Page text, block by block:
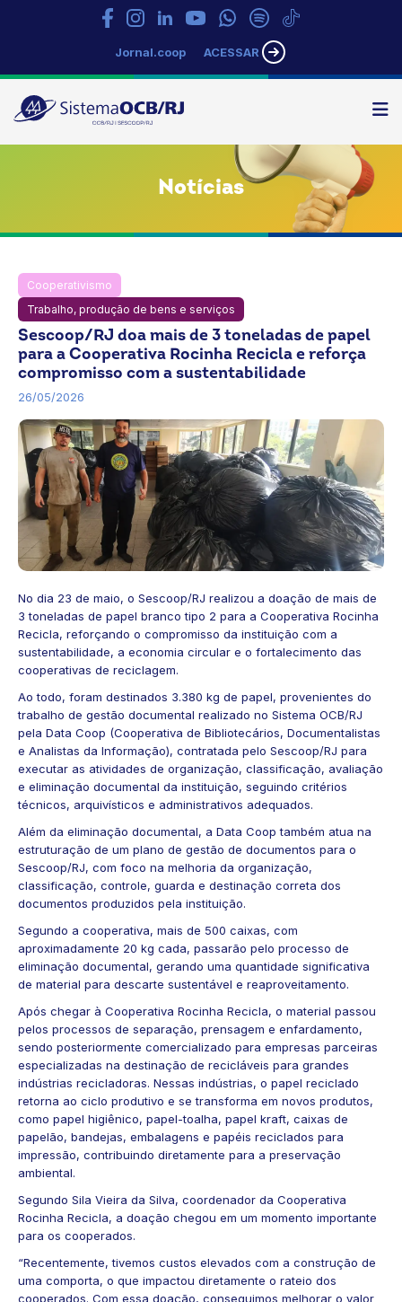
Jornal.coop ACESSAR
Sistema
OCB/RJ
Notícias
Cooperativismo
Trabalho, produção de bens e serviços
Sescoop/RJ doa mais de 3 toneladas de papel
para a Cooperativa Rocinha Recicla e reforça
compromisso com a sustentabilidade
26/05/2026
No dia 23 de maio, o Sescoop/RJ realizou a doação de mais de
3 toneladas de papel branco tipo 2 para a Cooperativa Rocinha
Recicla, reforçando o compromisso da instituição com a
sustentabilidade, a economia circular e o fortalecimento das
cooperativas de reciclagem.
Ao todo, foram destinados 3.380 kg de papel, provenientes do
trabalho de gestão documental realizado no Sistema OCB/RJ
pela Data Coop (Cooperativa de Bibliotecários, Documentalistas
e Analistas da Informação), contratada pelo Sescoop/RJ para
executar as atividades de organização, classificação, avaliação
e eliminação documental da instituição, seguindo critérios
técnicos, arquivísticos e administrativos adequados.
Além da eliminação documental, a Data Coop também atua na
estruturação de um plano de gestão de documentos para o
Sescoop/RJ, com foco na melhoria da organização,
classificação, controle, guarda e destinação correta dos
documentos produzidos pela instituição.
Segundo a cooperativa, mais de 500 caixas, com
aproximadamente 20 kg cada, passarão pelo processo de
eliminação documental, gerando uma quantidade significativa
de material para descarte sustentável e reaproveitamento.
Após chegar à Cooperativa Rocinha Recicla, o material passou
pelos processos de separação, prensagem e enfardamento,
sendo posteriormente comercializado para empresas parceiras
especializadas na destinação de recicláveis para grandes
indústrias recicladoras. Nessas indústrias, o papel reciclado
retorna ao ciclo produtivo e se transforma em novos produtos,
como papel higiênico, papel-toalha, papel kraft, caixas de
papelão, bandejas, embalagens e papéis reciclados para
impressão, contribuindo diretamente para a preservação
ambiental.
Segundo Sila Vieira da Silva, coordenador da Cooperativa
Rocinha Recicla, a doação chegou em um momento importante
para os cooperados.
“Recentemente, tivemos custos elevados com a construção de
uma comporta, o que impactou diretamente o rateio dos
cooperados. Com essa doação, conseguimos melhorar o valor